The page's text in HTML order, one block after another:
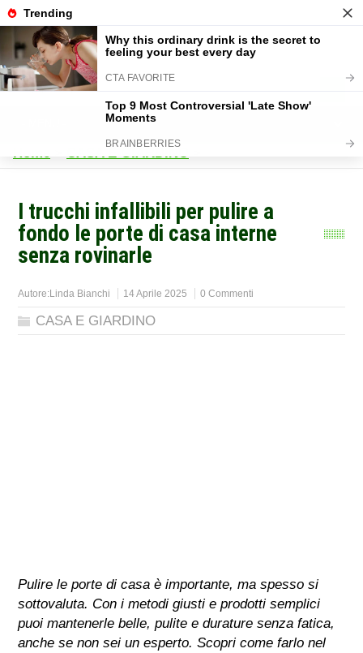
I trucchi infallibili per pulire a
fondo le porte di casa interne
senza rovinarle
Autore:Linda Bianchi 14 Aprile 2025 0 Commenti
CASA E GIARDINO
Pulire le porte di casa è importante, ma spesso si
sottovaluta. Con i metodi giusti e prodotti semplici
puoi mantenerle belle, pulite e durature senza fatica,
anche se non sei un esperto. Scopri come farlo nel